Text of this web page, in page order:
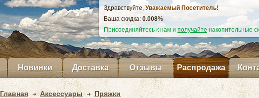
Здравствуйте, Уважаемый Посетитель!
Ваша скидка: 0.009%
Присоединяйтесь к нам и получайте накопительные
Новинки Доставка Отзывы Распродажа
Главная Аксессуары Пряжки